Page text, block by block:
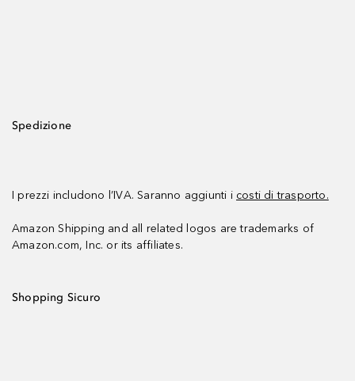
Spedizione
I prezzi includono l’IVA. Saranno aggiunti i costi di trasporto.
Amazon Shipping and all related logos are trademarks of
Amazon.com, Inc. or its affiliates.
Shopping Sicuro